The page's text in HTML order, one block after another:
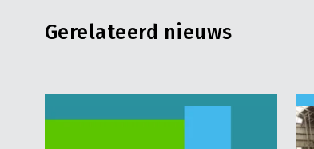
Gerelateerd nieuws